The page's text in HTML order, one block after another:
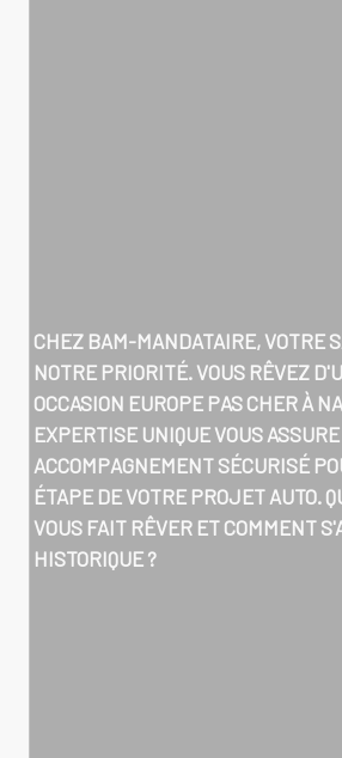
CHEZ BAM-MANDATAIRE, VOTRE
NOTRE PRIORITÉ. VOUS RÊVEZ
OCCASION EUROPE PAS CHER À
EXPERTISE UNIQUE VOUS
ACCOMPAGNEMENT SÉCURISÉ
ÉTAPE DE VOTRE PROJET AUTO.
VOUS FAIT RÊVER ET COMMENT
HISTORIQUE ?